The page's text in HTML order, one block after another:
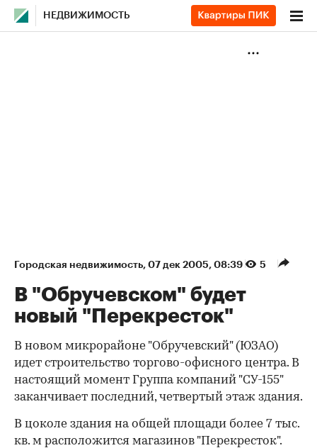
НЕДВИЖИМОСТЬ
Городская недвижимость⁠, 07 дек 2005, 08:39 5
В "Обручевском" будет
новый "Перекресток"
В новом микрорайоне "Обручевский" (ЮЗАО)
идет строительство торгово-офисного центра. В
настоящий момент Группа компаний "СУ-155"
заканчивает последний, четвертый этаж здания.
В цоколе здания на общей площади более 7 тыс.
кв. м расположится магазинов "Перекресток".